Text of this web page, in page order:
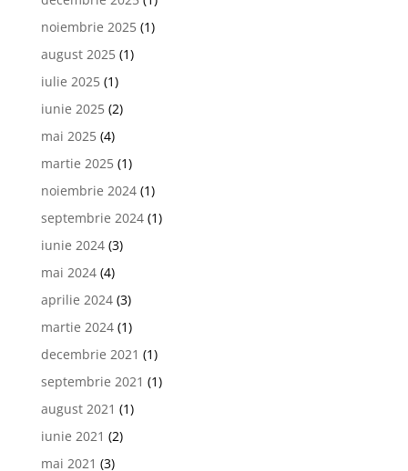
noiembrie 2025(1)
august 2025(1)
iulie 2025(1)
iunie 2025(2)
mai 2025(4)
martie 2025(1)
noiembrie 2024(1)
septembrie 2024(1)
iunie 2024(3)
mai 2024(4)
aprilie 2024(3)
martie 2024(1)
decembrie 2021 (1)
septembrie 2021 (1)
august 2021 (1)
iunie 2021 (2)
mai 2021 (3)